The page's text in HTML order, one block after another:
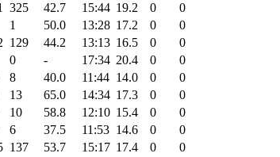
325 42.7 15:44 19.2 0
0
1 50.0 13:28 17.2 0
0
129 44.2 13:13 16.5 0
0
0 - 17:34 20.4 0
0
8 40.0 11:44 14.0 0
0
13 65.0 14:34 17.3 0
0
10 58.8 12:10 15.4 0
0
6 37.5 11:53 14.6 0
0
137 53.7 15:17 17.4 0
0